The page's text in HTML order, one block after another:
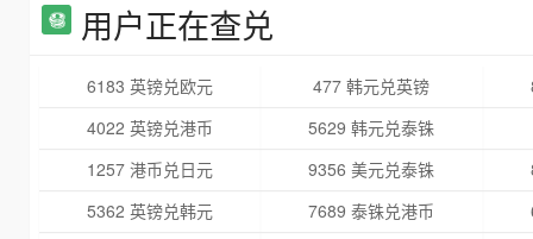
用户正在查兑
6183 英镑兑欧元 477 韩元兑英镑
4022 英镑兑港币
5629 韩元兑泰铢
1257 港币兑日元
9356 美元兑泰铢
5362 英镑兑韩元
7689 泰铢兑港币